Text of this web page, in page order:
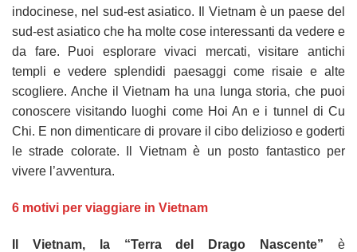
indocinese, nel sud-est asiatico. Il Vietnam è un paese del
sud-est asiatico che ha molte cose interessanti da vedere e
da fare. Puoi esplorare vivaci mercati, visitare antichi
templi e vedere splendidi paesaggi come risaie e alte
scogliere. Anche il Vietnam ha una lunga storia, che puoi
conoscere visitando luoghi come Hoi An e i tunnel di Cu
Chi. E non dimenticare di provare il cibo delizioso e goderti
le strade colorate. Il Vietnam è un posto fantastico per
vivere l’avventura.
6 motivi per viaggiare in Vietnam
Il Vietnam, la “Terra del Drago Nascente” è